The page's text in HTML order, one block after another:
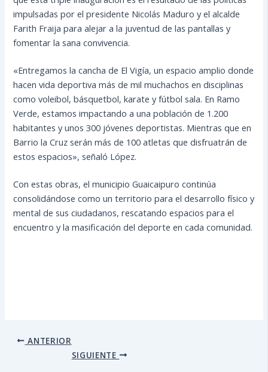
impulsadas por el presidente Nicolás Maduro y el alcalde
Farith Fraija para alejar a la juventud de las pantallas y
fomentar la sana convivencia.
«Entregamos la cancha de El Vigía, un espacio amplio donde
hacen vida deportiva más de mil muchachos en disciplinas
como voleibol, básquetbol, karate y fútbol sala. En Ramo
Verde, estamos impactando a una población de 1.200
habitantes y unos 300 jóvenes deportistas. Mientras que en
Barrio la Cruz serán más de 100 atletas que disfruatrán de
estos espacios», señaló López.
Con estas obras, el municipio Guaicaipuro continúa
consolidándose como un territorio para el desarrollo físico y
mental de sus ciudadanos, rescatando espacios para el
encuentro y la masificación del deporte en cada comunidad.
ANTERIOR
SIGUIENTE